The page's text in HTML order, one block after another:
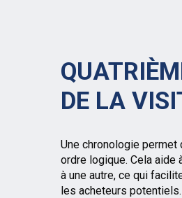
DE LA
Une chronologie permet
ordre logique. Cela aide
à une autre, ce qui
les acheteurs potentiels.